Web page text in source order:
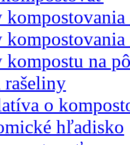
na
rašeliny
o
hľadisko